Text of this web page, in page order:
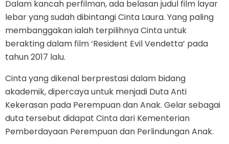
Dalam kancah perfilman, ada belasan judul film layar
lebar yang sudah dibintangi Cinta Laura. Yang paling
membanggakan ialah terpilihnya Cinta untuk
berakting dalam film ‘Resident Evil Vendetta’ pada
tahun 2017 lalu.
Cinta yang dikenal berprestasi dalam bidang
akademik, dipercaya untuk menjadi Duta Anti
Kekerasan pada Perempuan dan Anak. Gelar sebagai
duta tersebut didapat Cinta dari Kementerian
Pemberdayaan Perempuan dan Perlindungan Anak.